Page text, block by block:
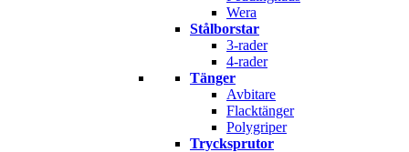
Wera
Stålborstar
3-rader
4-rader
Tänger
Avbitare
Flacktänger
Polygriper
Trycksprutor